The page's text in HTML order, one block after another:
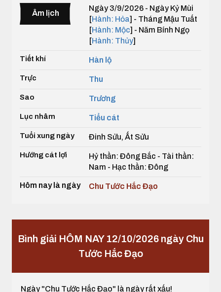
Âm lịch
Ngày 3/9/2026 - Ngày Kỷ Mùi
[Hành: Hỏa] - Tháng Mậu Tuất
[Hành: Mộc] - Năm Bính Ngọ
[Hành: Thủy]
Tiết khí Hàn lộ
Trực Thu
Sao Trương
Lục nhâm Tiểu cát
Tuổi xung ngày Đinh Sửu, Ất Sửu
Hướng cát lợi
Hỷ thần: Đông Bắc - Tài thần:
Nam - Hạc thần: Đông
Hôm nay là ngày Chu Tước Hắc Đạo
Bình giải HÔM NAY 12/10/2026 ngày Chu
Tước Hắc Đạo
Ngày "Chu Tước Hắc Đạo" là ngày rất xấu!